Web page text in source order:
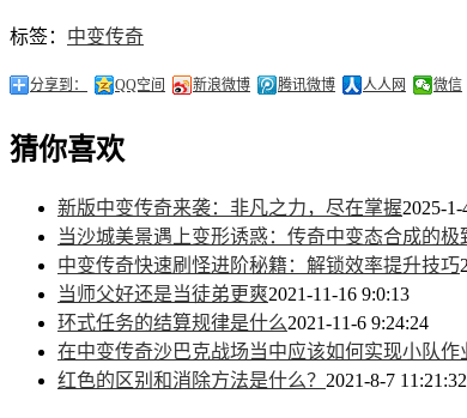
标签： 中变传奇
分享到： QQ空间 新浪微博 腾讯微博 人人网 微信
猜你喜欢
新版中变传奇来袭：非凡之力，尽在掌握2025-1-
当沙城美景遇上变形诱惑：传奇中变态合成的极
中变传奇快速刷怪进阶秘籍：解锁效率提升技巧
当师父好还是当徒弟更爽2021-11-16 9:0:13
环式任务的结算规律是什么2021-11-6 9:24:24
在中变传奇沙巴克战场当中应该如何实现小队作
红色的区别和消除方法是什么？ 2021-8-7 11:21:32